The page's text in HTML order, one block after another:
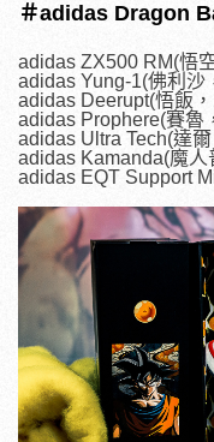
＃adidas Dragon
adidas ZX500 RM(悟
adidas Yung-1(佛利沙
adidas Deerupt(悟飯
adidas Prophere(賽魯
adidas Ultra Tech(達
adidas Kamanda(魔人
adidas EQT Support